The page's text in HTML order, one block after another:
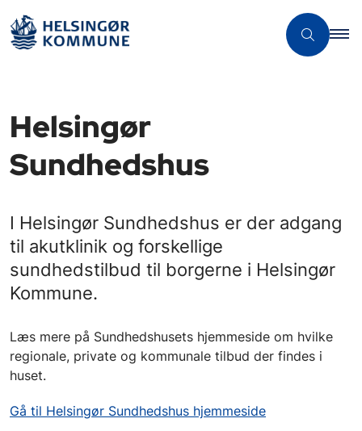
Helsingør
Sundhedshus
I Helsingør Sundhedshus er der adgang
til akutklinik og forskellige
sundhedstilbud til borgerne i Helsingør
Kommune.
Læs mere på Sundhedshusets hjemmeside om hvilke
regionale, private og kommunale tilbud der findes i
huset.
Gå til Helsingør Sundhedshus hjemmeside